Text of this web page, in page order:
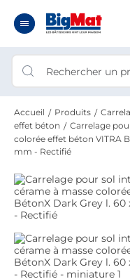
Accueil Produits
effet béton
Carrelage
colorée effet béton VITRA
mm - Rectifié